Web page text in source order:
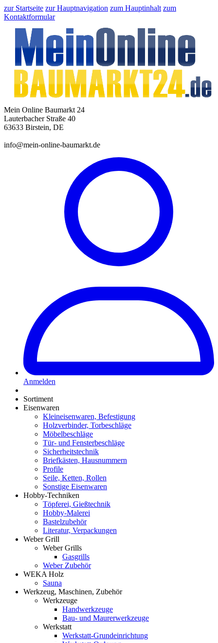
zur Startseite zur Hauptnavigation zum Hauptinhalt zum
Kontaktformular
Mein Online Baumarkt 24
Lauterbacher Straße 40
63633 Birstein, DE
info@mein-online-baumarkt.de
Anmelden
Sortiment
Eisenwaren
Kleineisenwaren, Befestigung
Holzverbinder, Torbeschläge
Möbelbeschläge
Tür- und Fensterbeschläge
Sicherheitstechnik
Briefkästen, Hausnummern
Profile
Seile, Ketten, Rollen
Sonstige Eisenwaren
Hobby-Techniken
Töpferei, Gießtechnik
Hobby-Malerei
Bastelzubehör
Literatur, Verpackungen
Weber Grill
Weber Grills
Gasgrills
Weber Zubehör
WEKA Holz
Sauna
Werkzeug, Maschinen, Zubehör
Werkzeuge
Handwerkzeuge
Bau- und Maurerwerkzeuge
Werkstatt
Werkstatt-Grundeinrichtung